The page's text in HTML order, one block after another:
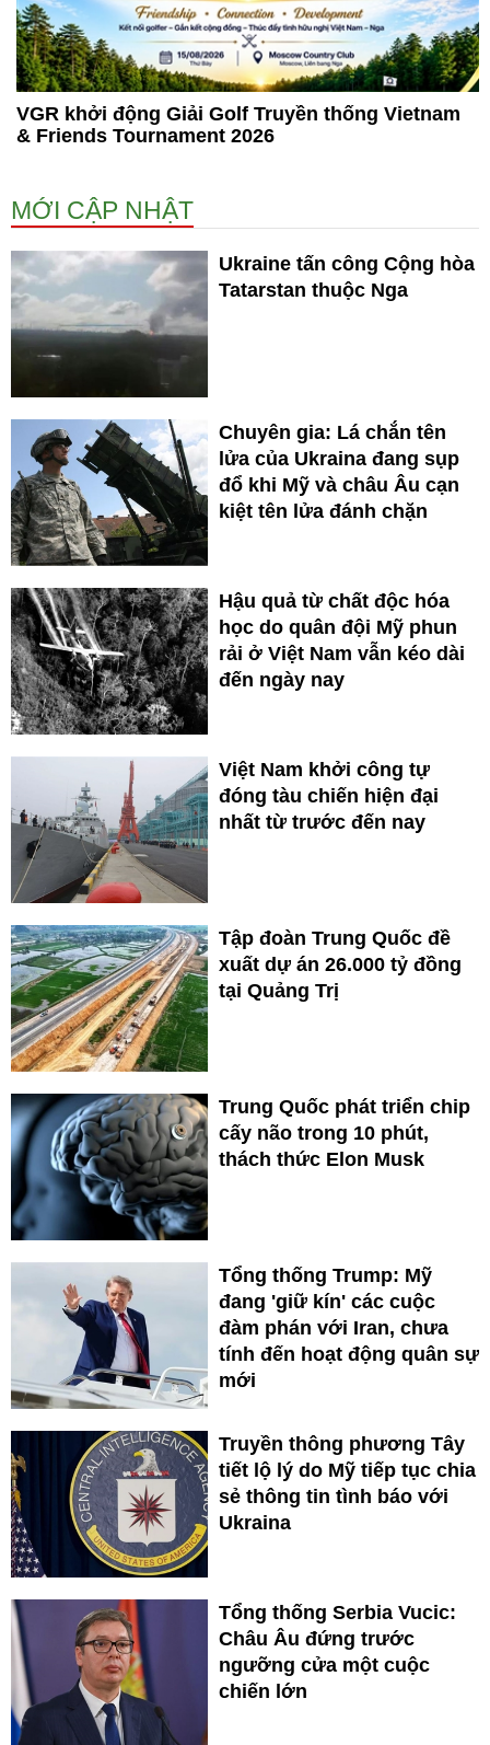
VGR khởi động Giải Golf Truyền thống Vietnam
& Friends Tournament 2026
MỚI CẬP NHẬT
Ukraine tấn công Cộng hòa
Tatarstan thuộc Nga
Chuyên gia: Lá chắn tên
lửa của Ukraina đang sụp
đổ khi Mỹ và châu Âu cạn
kiệt tên lửa đánh chặn
Hậu quả từ chất độc hóa
học do quân đội Mỹ phun
rải ở Việt Nam vẫn kéo dài
đến ngày nay
Việt Nam khởi công tự
đóng tàu chiến hiện đại
nhất từ trước đến nay
Tập đoàn Trung Quốc đề
xuất dự án 26.000 tỷ đồng
tại Quảng Trị
Trung Quốc phát triển chip
cấy não trong 10 phút,
thách thức Elon Musk
Tổng thống Trump: Mỹ
đang 'giữ kín' các cuộc
đàm phán với Iran, chưa
tính đến hoạt động quân sự
mới
Truyền thông phương Tây
tiết lộ lý do Mỹ tiếp tục chia
sẻ thông tin tình báo với
Ukraina
Tổng thống Serbia Vucic:
Châu Âu đứng trước
ngưỡng cửa một cuộc
chiến lớn